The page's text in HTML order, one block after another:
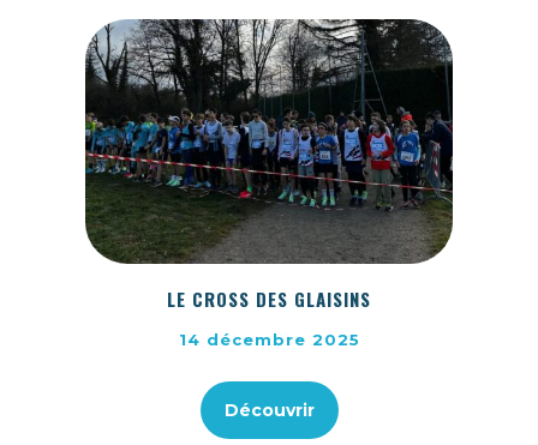
LE CROSS DES GLAISINS
14 décembre 2025
Découvrir